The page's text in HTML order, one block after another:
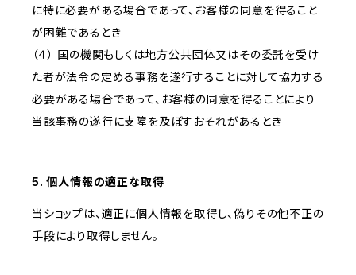
に特に必要がある場合であって、お客様の同意を得ること
が困難であるとき
（４） 国の機関もしくは地方公共団体又はその委託を受け
た者が法令の定める事務を遂行することに対して協力する
必要がある場合であって、お客様の同意を得ることにより
当該事務の遂行に支障を及ぼすおそれがあるとき
5. 個人情報の適正な取得
当ショップは、適正に個人情報を取得し、偽りその他不正の
手段により取得しません。